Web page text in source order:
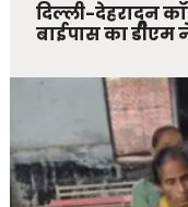
दिल्ली-देहरादून
बाईपास का डीएम